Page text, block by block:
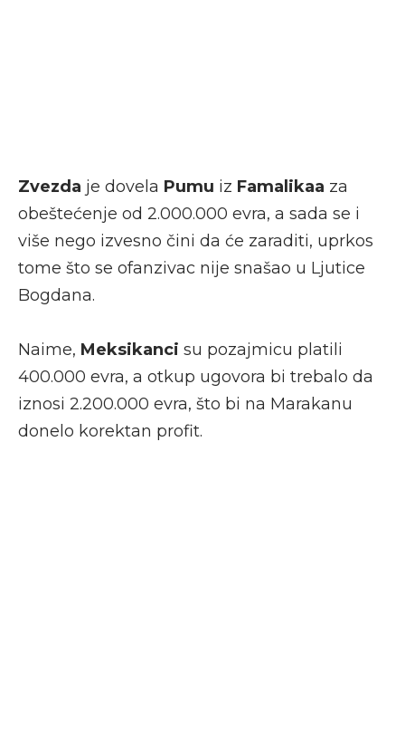
Zvezda je dovela Pumu iz Famalikaa za
obeštećenje od 2.000.000 evra, a sada se i
više nego izvesno čini da će zaraditi, uprkos
tome što se ofanzivac nije snašao u Ljutice
Bogdana.
Naime, Meksikanci su pozajmicu platili
400.000 evra, a otkup ugovora bi trebalo da
iznosi 2.200.000 evra, što bi na Marakanu
donelo korektan profit.